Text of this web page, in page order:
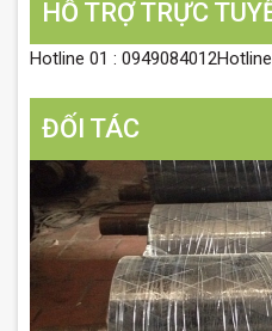
HỖ TRỢ TRỰC
Hotline 01 :
ĐỐI TÁC